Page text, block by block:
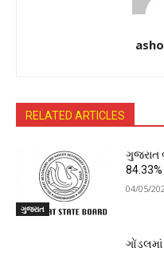
RELATED ARTICLES
ગુજરાત
ગુજરાત
04/05/